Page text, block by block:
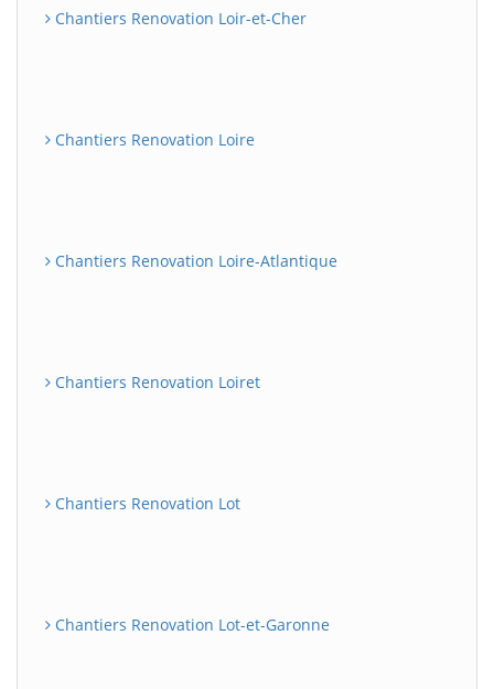
Chantiers Renovation Loir-et-Cher
Chantiers Renovation Loire
Chantiers Renovation Loire-Atlantique
Chantiers Renovation Loiret
Chantiers Renovation Lot
Chantiers Renovation Lot-et-Garonne